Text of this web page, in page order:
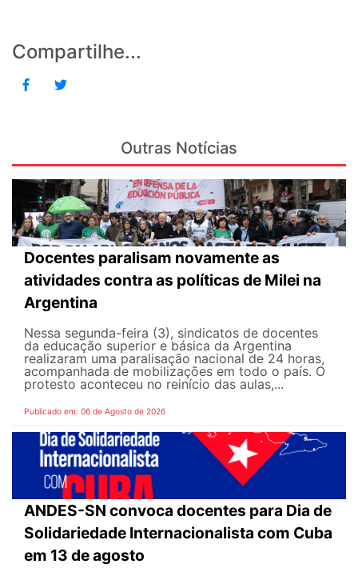
Compartilhe...
Outras Notícias
Docentes paralisam novamente as
atividades contra as políticas de Milei na
Argentina
Nessa segunda-feira (3), sindicatos de docentes
da educação superior e básica da Argentina
realizaram uma paralisação nacional de 24 horas,
acompanhada de mobilizações em todo o país. O
protesto aconteceu no reinício das aulas,...
Publicado em: 06 de Agosto de 2026
ANDES-SN convoca docentes para Dia de
Solidariedade Internacionalista com Cuba
em 13 de agosto